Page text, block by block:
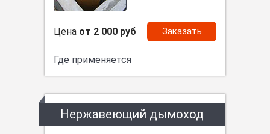
Цена от 2 000 руб Заказать
Где применяется
Нержавеющий дымоход